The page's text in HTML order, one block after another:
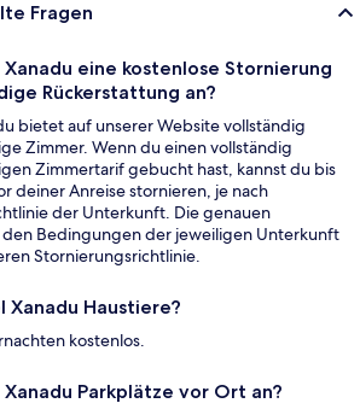
Fragen
eine kostenlose Stornierung
Rückerstattung an?
bietet auf unserer Website vollständig
Zimmer. Wenn du einen vollständig
Zimmertarif gebucht hast, kannst du bis
deiner Anreise stornieren, je nach
der Unterkunft. Die genauen
den Bedingungen der jeweiligen Unterkunft
Stornierungsrichtlinie.
Xanadu Haustiere?
kostenlos.
Parkplätze vor Ort an?